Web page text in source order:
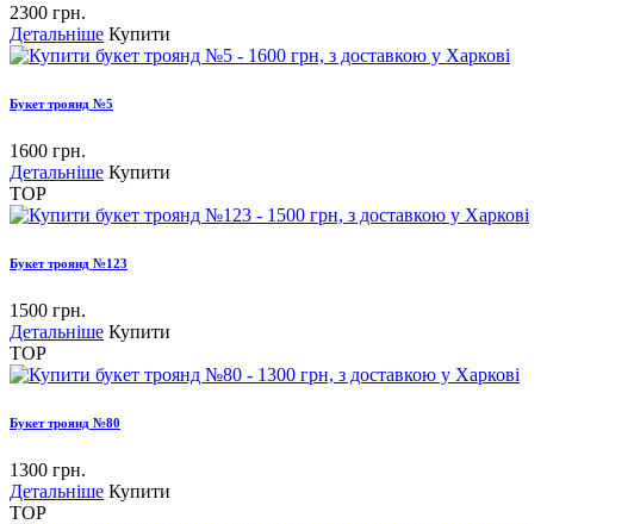
2300 грн.
Детальніше Купити
Букет троянд №5
1600 грн.
Детальніше Купити
TOP
Букет троянд №123
1500 грн.
Детальніше Купити
TOP
Букет троянд №80
1300 грн.
Детальніше Купити
TOP